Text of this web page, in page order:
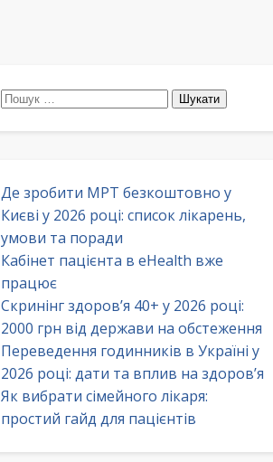
Пошук:
Де зробити МРТ безкоштовно у
Києві у 2026 році: список лікарень,
умови та поради
Кабінет пацієнта в eHealth вже
працює
Скринінг здоров’я 40+ у 2026 році:
2000 грн від держави на обстеження
Переведення годинників в Україні у
2026 році: дати та вплив на здоров’я
Як вибрати сімейного лікаря:
простий гайд для пацієнтів